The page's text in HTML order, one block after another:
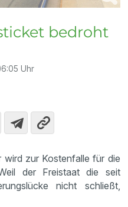
bedroht
Uhr
wird zur Kostenfalle für die
der Freistaat die seit
nicht schließt,